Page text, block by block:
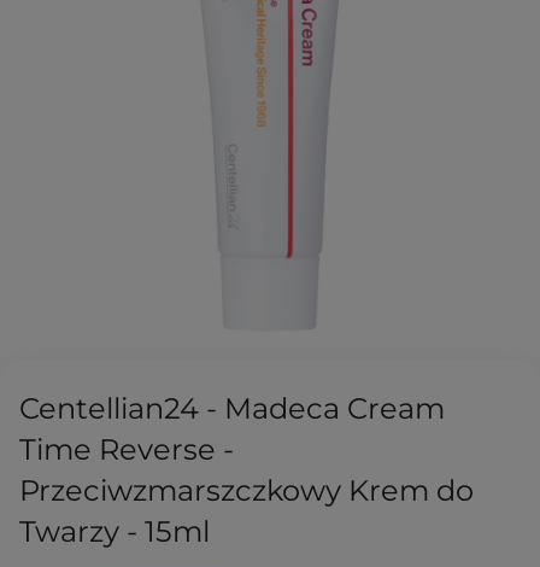
Centellian24 - Madeca Cream
Time Reverse -
Przeciwzmarszczkowy Krem do
Twarzy - 15ml